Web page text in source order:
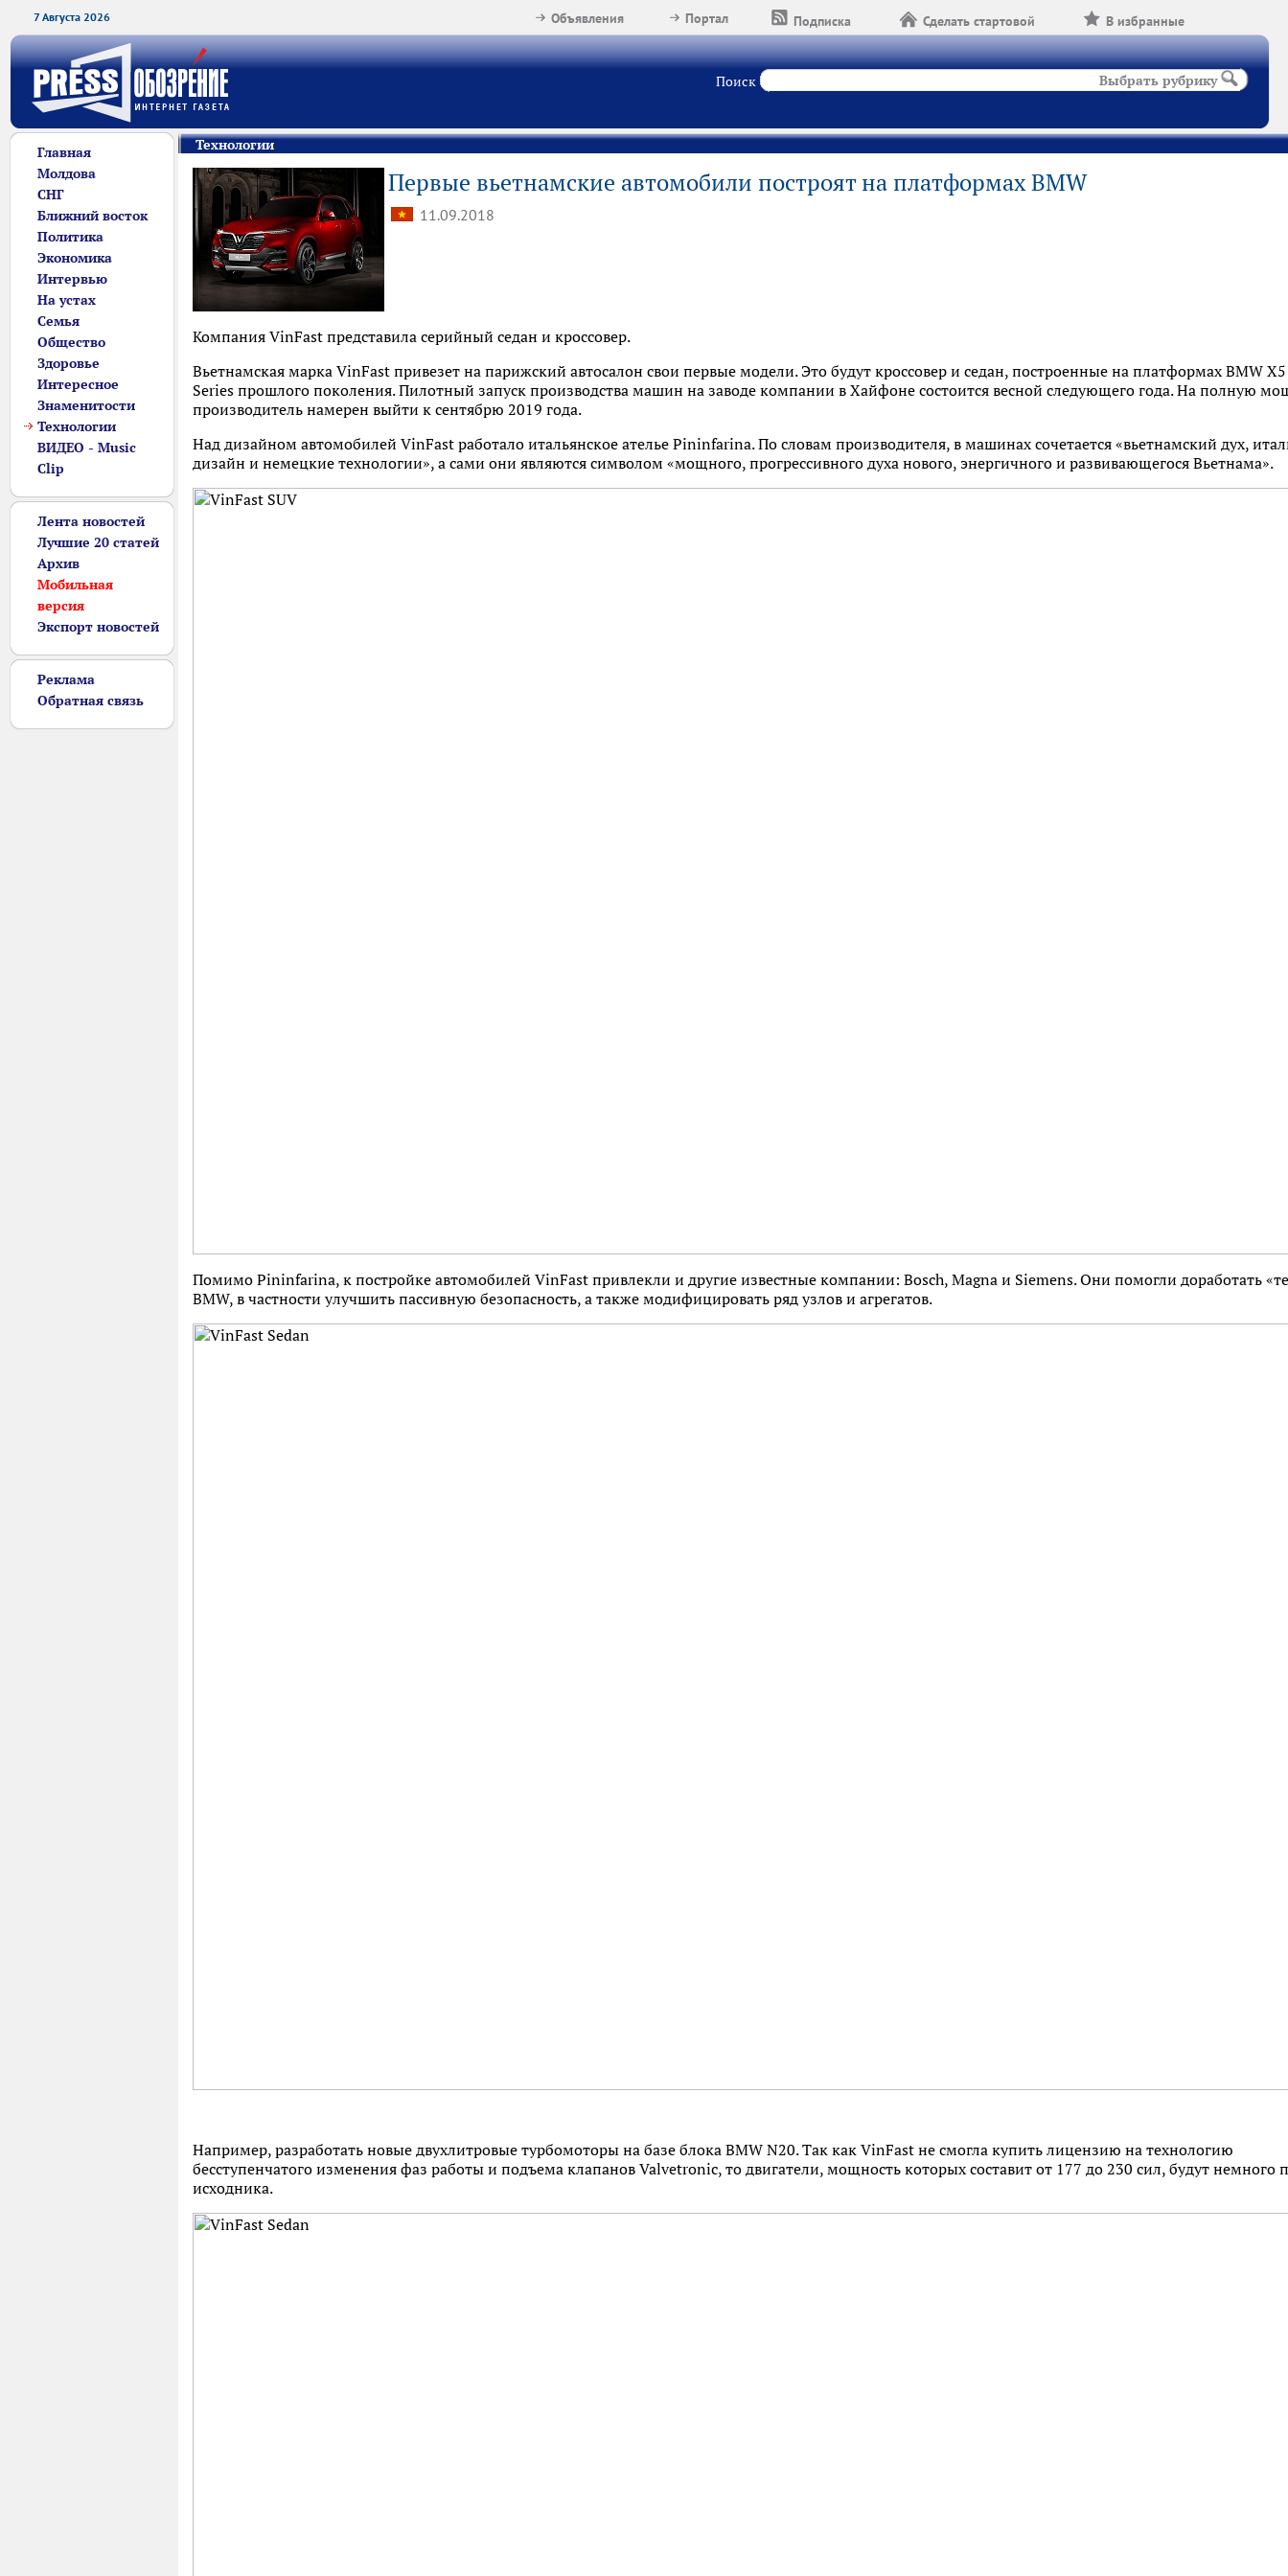
7 Августа 2026 В избранные
Сделать стартовой
Подписка
Портал
Объявления
Поиск Выбрать рубрику
Главная
Молдова
СНГ
Ближний восток
Политика
Экономика
Интервью
На устах
Семья
Общество
Здоровье
Интересное
Знаменитости
Технологии
ВИДЕО - Music
Clip
Лента новостей
Лучшие 20 статей
Архив
Мобильная
версия
Экспорт новостей
Реклама
Обратная связь
Технологии
Первые вьетнамские автомобили построят на платформах BMW
11.09.2018
Компания VinFast представила серийный седан и кроссовер.
Вьетнамская марка VinFast привезет на парижский автосалон свои первые модели. Это будут кроссовер и седан, построенные на платформах BMW
Series прошлого поколения. Пилотный запуск производства машин на заводе компании в Хайфоне состоится весной следующего года. На полную
производитель намерен выйти к сентябрю 2019 года.
Над дизайном автомобилей VinFast работало итальянское ателье Pininfarina. По словам производителя, в машинах сочетается «вьетнамский дух,
дизайн и немецкие технологии», а сами они являются символом «мощного, прогрессивного духа нового, энергичного и развивающегося Вьетнама».
Помимо Pininfarina, к постройке автомобилей VinFast привлекли и другие известные компании: Bosch, Magna и Siemens. Они помогли доработать
BMW, в частности улучшить пассивную безопасность, а также модифицировать ряд узлов и агрегатов.
Например, разработать новые двухлитровые турбомоторы на базе блока BMW N20. Так как VinFast не смогла купить лицензию на технологию
бесступенчатого изменения фаз работы и подъема клапанов Valvetronic, то двигатели, мощность которых составит от 177 до 230 сил, будут немного
исходника.